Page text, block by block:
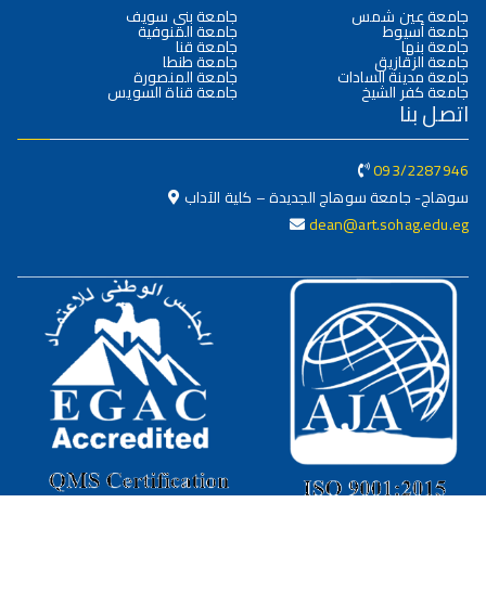
جامعة عين شمس
جامعة أسيوط
جامعة بنها
جامعة الزقازيق
جامعة مدينة السادات
جامعة كفر الشيخ
جامعة بني سويف
جامعة المنوفية
جامعة قنا
جامعة طنطا
جامعة المنصورة
جامعة قناة السويس
اتصل بنا
093/2287946
سوهاج- جامعة سوهاج الجديدة – كلية الآداب
dean@art.sohag.edu.eg